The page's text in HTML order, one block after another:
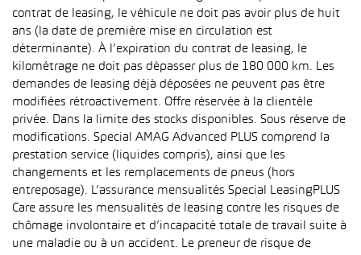
contrat de leasing, le véhicule ne doit pas avoir plus de huit
ans (la date de première mise en circulation est
déterminante). À l’expiration du contrat de leasing, le
kilométrage ne doit pas dépasser plus de 180 000 km. Les
demandes de leasing déjà déposées ne peuvent pas être
modifiées rétroactivement. Offre réservée à la clientèle
privée. Dans la limite des stocks disponibles. Sous réserve de
modifications. Special AMAG Advanced PLUS comprend la
prestation service (liquides compris), ainsi que les
changements et les remplacements de pneus (hors
entreposage). L’assurance mensualités Special LeasingPLUS
Care assure les mensualités de leasing contre les risques de
chômage involontaire et d’incapacité totale de travail suite à
une maladie ou à un accident. Le preneur de risque de